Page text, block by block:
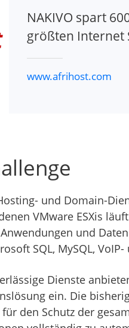
NAKIVO spart
größten Internet
www.afrihost.com
und Domain-
VMware ESXis
und
SQL, MySQL,
Dienste
ein. Die
den Schutz der